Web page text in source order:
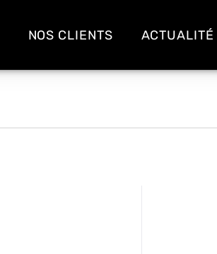
NOS CLIENTS ACTUALITÉ